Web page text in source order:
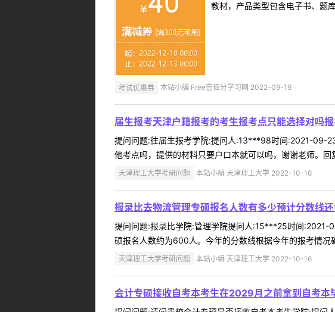
教材，产品类型包含电子书、题
考试优惠券 本站小编 Free壹佰分学习网 2022-09-19
届生报考天津户籍报考的考生报考点只能选择对吗
提问问题:往届生报考学院:提问人:13***98时间:2021-09-
他考点吗，提供的材料只要户口本就可以吗，谢谢老师。
天津理工大学考研问题 本站小编 天津理工大学 2022-10-16
报录比去物流管理专硕报名人数有多少预计分数线
提问问题:报录比学院:管理学院提问人:15***25时间:2021-
硕报名人数约为600人。今年的分数线根据今年的报考情况
天津理工大学考研问题 本站小编 天津理工大学 2022-10-16
会计专硕接收自考本考生在2029月之前拿到自考本